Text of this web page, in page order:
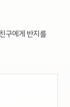
구에게 반지를